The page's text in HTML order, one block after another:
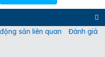
sản liên quan Đánh giá